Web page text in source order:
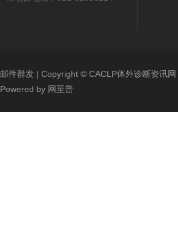
邮件群发 | Copyright © CACLP体外诊断资讯网
Powered by 网至普